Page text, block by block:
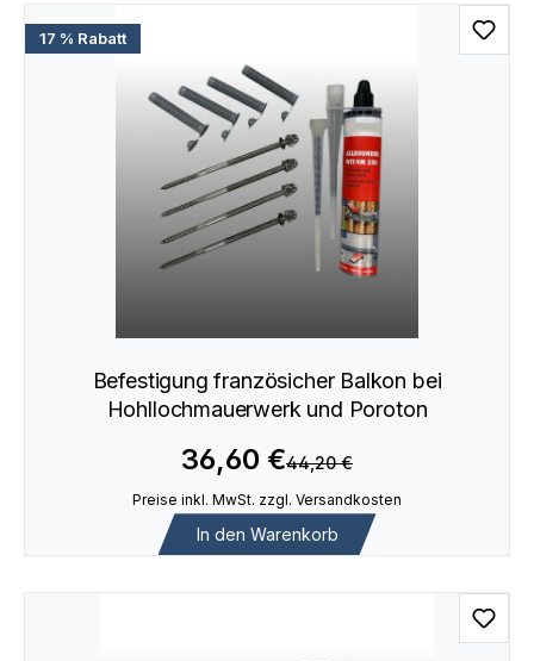
17 % Rabatt
Befestigung französicher Balkon bei
Hohllochmauerwerk und Poroton
36,60 €44,20 €
Preise inkl. MwSt. zzgl. Versandkosten
In den Warenkorb